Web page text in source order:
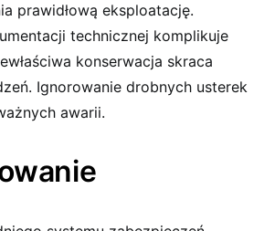
prawidłową eksploatację.
technicznej komplikuje
konserwacja skraca
Ignorowanie drobnych usterek
awarii.